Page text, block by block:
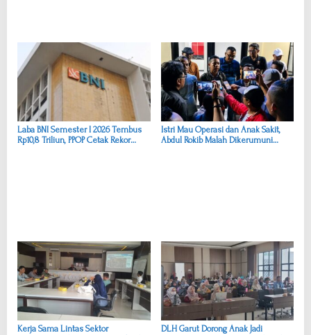
o
s
Laba BNI Semester I 2026 Tembus
Rp10,8 Triliun, PPOP Cetak Rekor
Istri Mau Operasi dan Anak Sakit,
Abdul Rokib Malah Dikerumuni
Kerja Sama Lintas Sektor
DLH Garut Dorong Anak Jadi